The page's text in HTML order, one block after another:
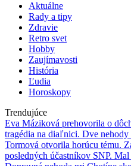
Aktuálne
Rady a tipy
Zdravie
Retro svet
Hobby
Zaujímavosti
História
Ľudia
Horoskopy
Trendujúce
Eva Máziková prehovorila o
tragédia na diaľnici. Dve nehody
Tormová otvorila horúcu tému.
posledných účastníkov SNP.